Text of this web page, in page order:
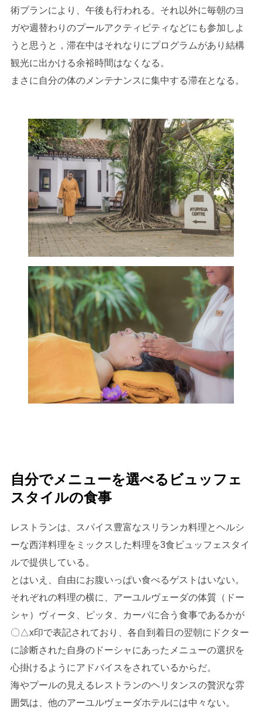
術プランにより、午後も行われる。それ以外に毎朝のヨ
ガや週替わりのプールアクティビティなどにも参加しよ
うと思うと，滞在中はそれなりにプログラムがあり結構
観光に出かける余裕時間はなくなる。
まさに自分の体のメンテナンスに集中する滞在となる。
自分でメニューを選べるビュッフェ
スタイルの食事
レストランは、スパイス豊富なスリランカ料理とヘルシ
ーな西洋料理をミックスした料理を3食ビュッフェスタイ
ルで提供している。
とはいえ、自由にお腹いっぱい食べるゲストはいない。
それぞれの料理の横に、アーユルヴェーダの体質（ドー
シャ）ヴィータ、ピッタ、カーパに合う食事であるかが
〇△x印で表記されており、各自到着日の翌朝にドクター
に診断された自身のドーシャにあったメニューの選択を
心掛けるようにアドバイスをされているからだ。
海やプールの見えるレストランのヘリタンスの贅沢な雰
囲気は、他のアーユルヴェーダホテルには中々ない。